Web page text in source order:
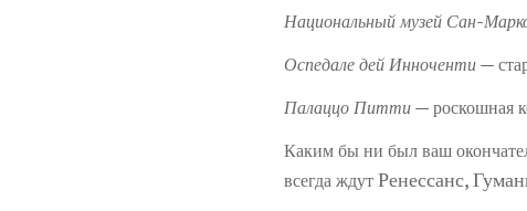
Национальный музей Сан-
Оспедале дей Инноченти—
Палаццо Питти— роскошная
Каким бы ни был ваш
всегда ждутРенессанс,